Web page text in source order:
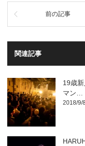
共
(新
い
ウ
ウ
で
開
き
ま
す)
る
に
ク
ッ
い
(新
し
い
ウ
ィ
ン
ド
ウ
前の記事
関連記事
19歳
マン…
2018/9/